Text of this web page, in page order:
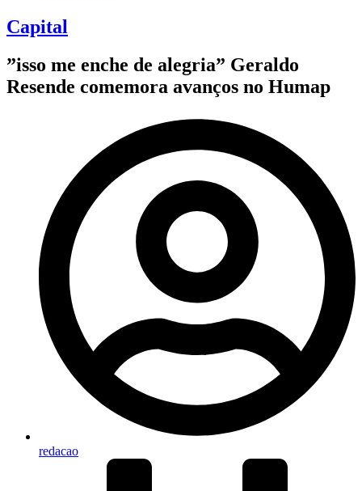
Capital
”isso me enche de alegria” Geraldo
Resende comemora avanços no Humap
redacao